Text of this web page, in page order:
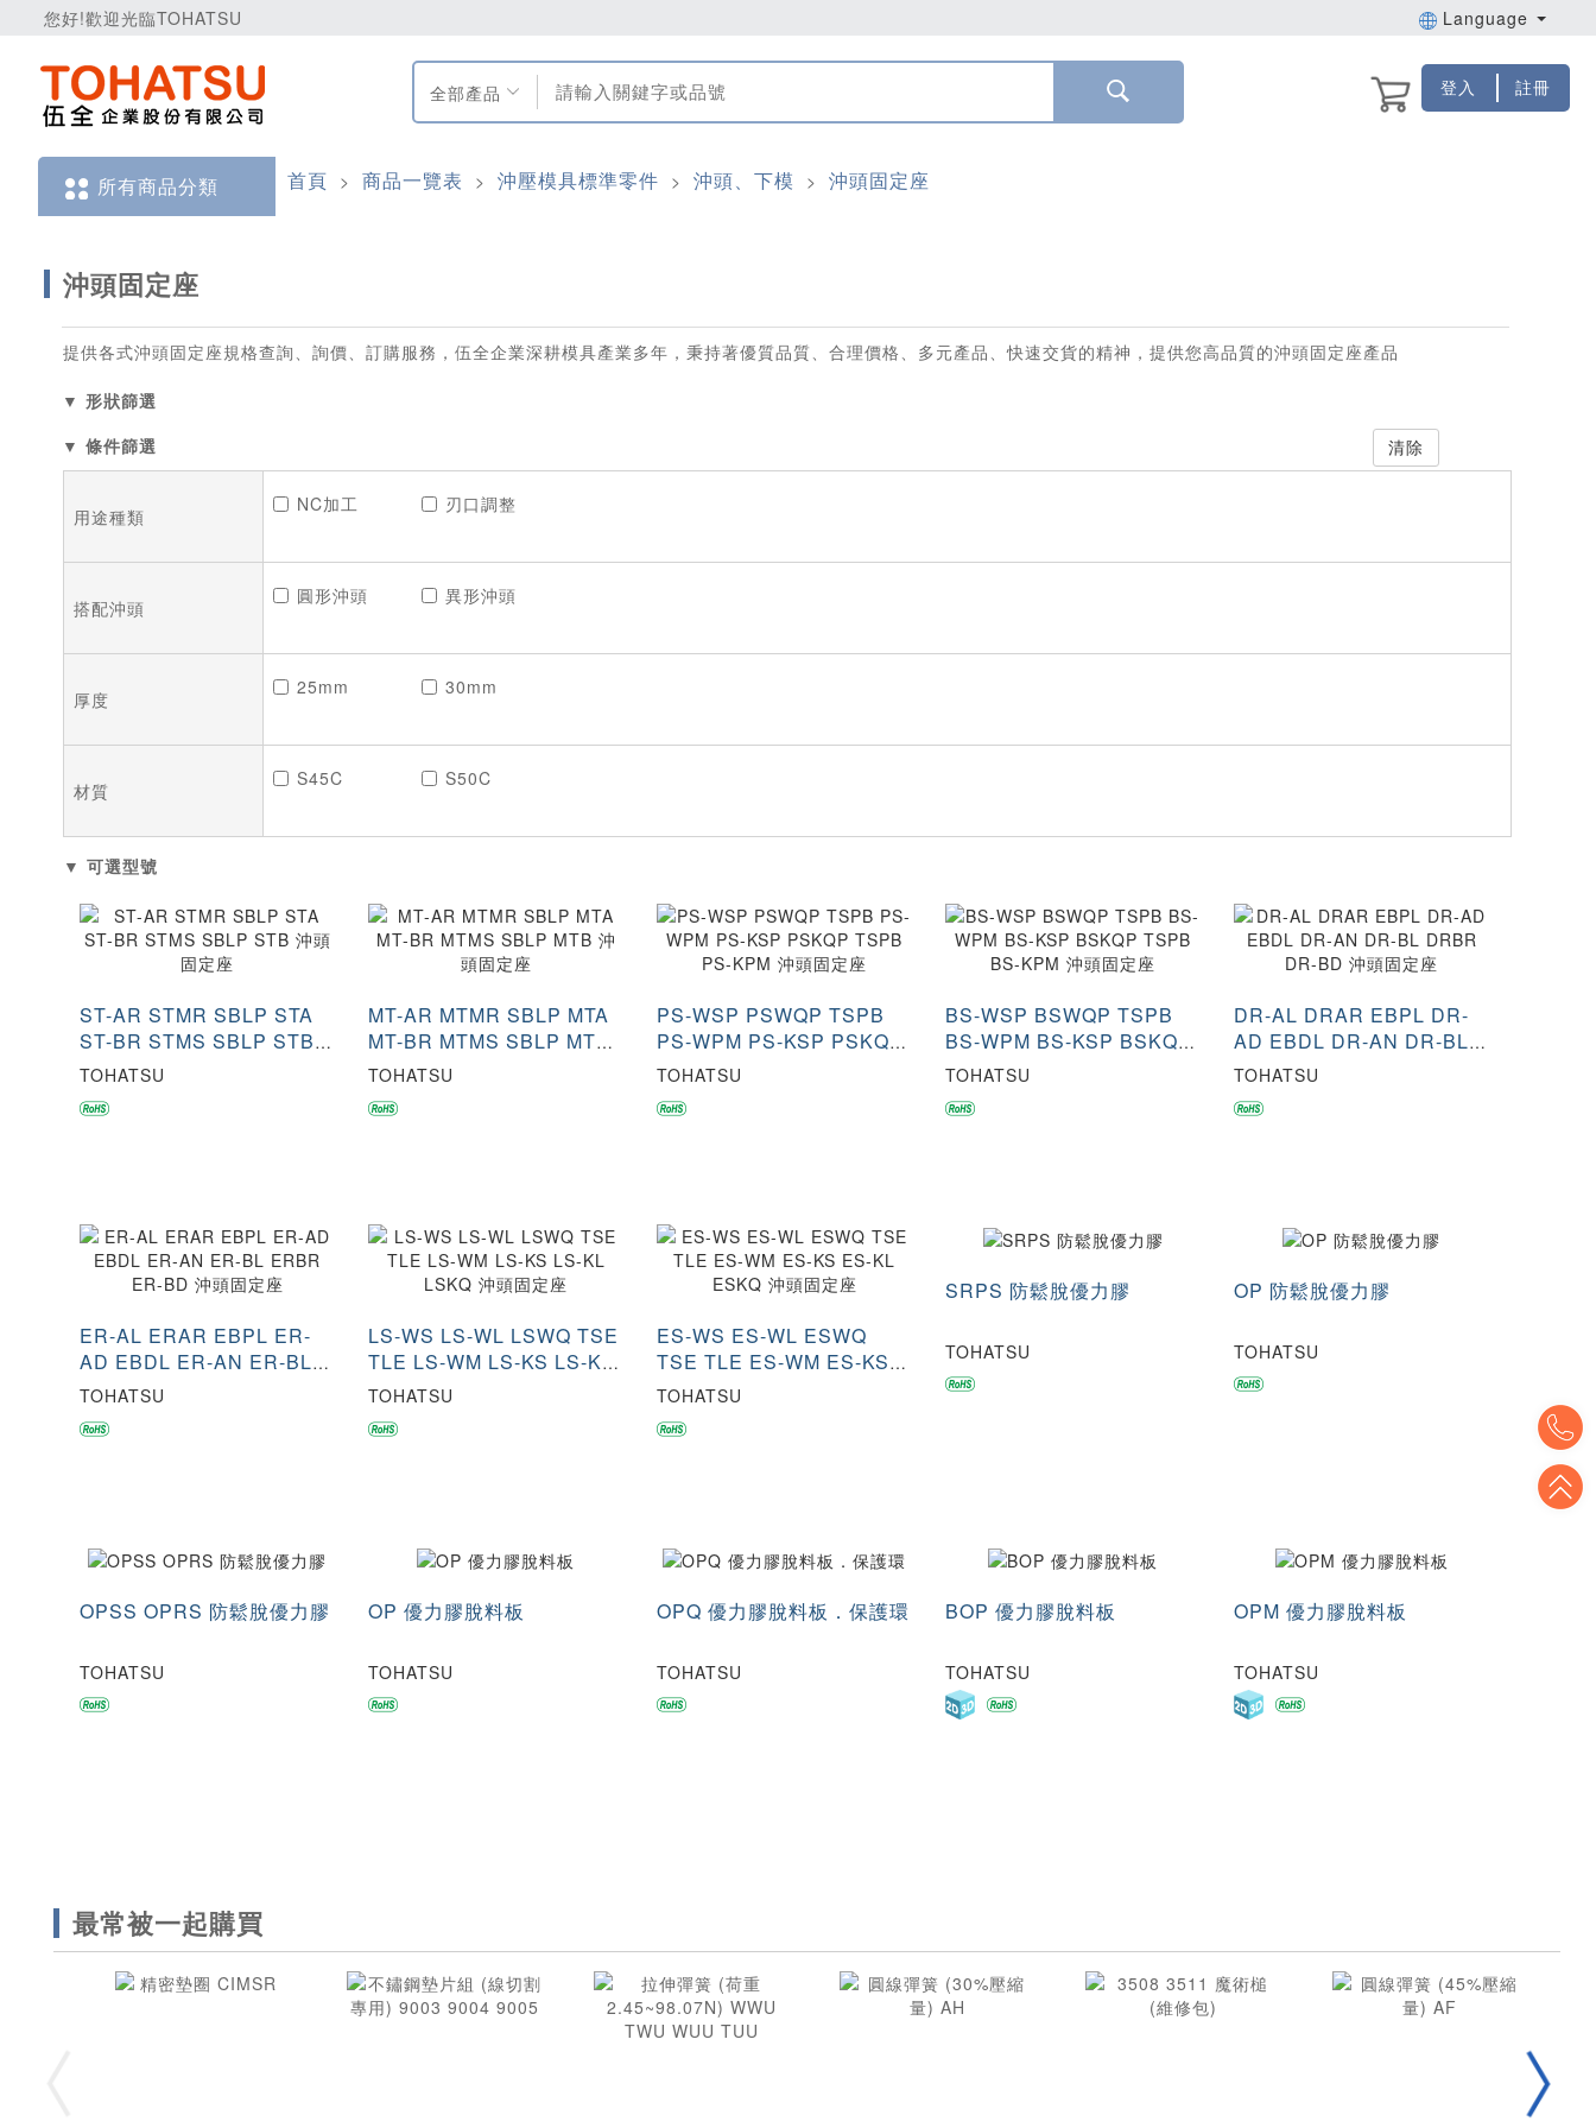
您好!歡迎光臨TOHATSU Language
全部產品 登入 註冊
所有商品分類 首頁 > 商品一覽表 > 沖壓模具標準零件 > 沖頭、下模 > 沖頭固定座
沖頭固定座
提供各式沖頭固定座規格查詢、詢價、訂購服務，伍全企業深耕模具產業多年，秉持著優質品質、合理價格、多元產品、快速交貨的精神，提供您高品質的沖頭固定座產品
▼ 形狀篩選
▼ 條件篩選
清除
用途種類
NC加工 刃口調整
搭配沖頭
圓形沖頭 異形沖頭
厚度
25mm 30mm
材質
S45C S50C
▼ 可選型號
ST-AR STMR SBLP STA
ST-BR STMS SBLP STB
沖頭固定座
TOHATSU
MT-AR MTMR SBLP MTA
MT-BR MTMS SBLP MTB
沖頭固定座
TOHATSU
PS-WSP PSWQP TSPB
PS-WPM PS-KSP PSKQP
TSPB PS-KPM 沖頭固定座
TOHATSU
BS-WSP BSWQP TSPB
BS-WPM BS-KSP BSKQP
TSPB BS-KPM 沖頭固定座
TOHATSU
DR-AL DRAR EBPL DR-
AD EBDL DR-AN DR-BL
DRBR DR-BD 沖頭固定座
TOHATSU
ER-AL ERAR EBPL ER-
AD EBDL ER-AN ER-BL
ERBR ER-BD 沖頭固定座
TOHATSU
LS-WS LS-WL LSWQ TSE
TLE LS-WM LS-KS LS-KL
LSKQ 沖頭固定座
TOHATSU
ES-WS ES-WL ESWQ
TSE TLE ES-WM ES-KS
ES-KL ESKQ 沖頭固定座
TOHATSU
SRPS 防鬆脫優力膠
TOHATSU
OP 防鬆脫優力膠
TOHATSU
OPSS OPRS 防鬆脫優力膠
TOHATSU
OP 優力膠脫料板
TOHATSU
OPQ 優力膠脫料板．保護環
TOHATSU
BOP 優力膠脫料板
TOHATSU
OPM 優力膠脫料板
TOHATSU
最常被一起購買